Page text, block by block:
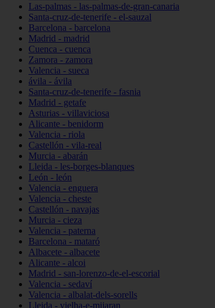
Las-palmas - las-palmas-de-gran-canaria
Santa-cruz-de-tenerife - el-sauzal
Barcelona - barcelona
Madrid - madrid
Cuenca - cuenca
Zamora - zamora
Valencia - sueca
ávila - ávila
Santa-cruz-de-tenerife - fasnia
Madrid - getafe
Asturias - villaviciosa
Alicante - benidorm
Valencia - riola
Castellón - vila-real
Murcia - abarán
Lleida - les-borges-blanques
León - león
Valencia - enguera
Valencia - cheste
Castellón - navajas
Murcia - cieza
Valencia - paterna
Barcelona - mataró
Albacete - albacete
Alicante - alcoi
Madrid - san-lorenzo-de-el-escorial
Valencia - sedaví
Valencia - albalat-dels-sorells
Lleida - vielha-e-mijaran